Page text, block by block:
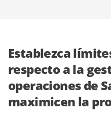
Establezca
respecto a la
operaciones de
maximicen la